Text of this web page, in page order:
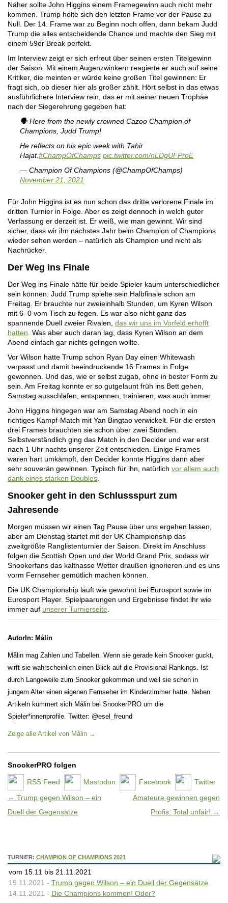
Näher sollte John Higgins einem Framegewinn auch nicht mehr
kommen. Trump holte sich den letzten Frame vor der Pause zu
Null. Der 14. Frame war zu Beginn noch offen, dann bekam Judd
Trump die alles entscheidende Chance und machte den Sieg mit
einem 59er Break perfekt.
Im Interview zeigt er sich erfreut über seinen ersten Titelgewinn
der Saison. Mit einem Augenzwinkern reagierte er auch auf seine
Kritiker, die meinten er würde keine großen Titel gewinnen: Er
fragt sich, ob dieser hier als großer zählt. Hört selbst in das etwas
ausführlichere Interview rein, das er mit seiner neuen Trophäe
nach der Siegerehrung gegeben hat:
🗣 Here from the newly crowned Cazoo Champion of
Champions, Judd Trump!
He reflects on his epic week with Tahir
Hajat.#ChampOfChamps pic.twitter.com/nLDgUFProE
— Champion Of Champions (@ChampOfChamps)
November 21, 2021
Für John Higgins ist es nun schon das dritte verlorene Finale im
dritten Turnier in Folge. Aber es zeigt dennoch in welch guter
Verfassung er derzeit ist. Er weiß, wie man gewinnt. Wir sind
sicher, dass wir ihn nächstes Jahr beim Champion of Champions
wieder sehen werden – natürlich als Champion und nicht als
Nachrücker.
Der Weg ins Finale
Der Weg ins Finale hätte für beide Spieler kaum unterschiedlicher
sein können. Judd Trump spielte sein Halbfinale schon am
Freitag. Er brauchte nur zweieinhalb Stunden, um Kyren Wilson
mit 6–0 vom Tisch zu fegen. Es war also nicht ganz das
spannende Duell zweier Rivalen, das wir uns im Vorfeld erhofft
hatten . Was aber auch daran lag, dass Kyren Wilson an dem
Abend einfach gar nichts gelingen wollte.
Vor Wilson hatte Trump schon Ryan Day einen Whitewash
verpasst und damit beeindruckende 16 Frames in Folge
gewonnen. Und das, wie er selbst zugab, ohne in bester Form zu
sein. Am Freitag konnte er so gutgelaunt früh ins Bett gehen,
Samstag ausschlafen, entspannen, trainieren; was auch immer.
John Higgins hingegen war am Samstag Abend noch in ein
richtiges Kampf-Match mit Yan Bingtao verwickelt. Für die ersten
drei Frames brauchten sie schon über zwei Stunden.
Selbstverständlich ging das Match in den Decider und war erst
nach 1 Uhr nachts unserer Zeit entschieden. Einige Frames
waren hart umkämpft, den Decider konnte Higgins dann aber
sehr souverän gewinnen. Typisch für ihn, natürlich vor allem auch
dank eines starken Doubles
Snooker geht in den Schlussspurt zum
Jahresende
Morgen müssen wir einen Tag Pause über uns ergehen lassen,
aber am Dienstag startet mit der UK Championship das
zweitgrößte Ranglistenturnier der Saison. Direkt im Anschluss
folgen die Scottish Open und der World Grand Prix, sodass wir
Snookerfans das kaltnasse Wetter draußen ignorieren und es uns
vorm Fernseher gemütlich machen können.
Die UK Championship läuft wie gewohnt bei Eurosport sowie im
Eurosport Player. Spielpaarungen und Ergebnisse findet ihr wie
immer auf unserer Turnierseite
AutorIn: Målin
Målin mag Zahlen und Tabellen. Wenn sie gerade kein Snooker guckt,
wirft sie wahrscheinlich einen Blick auf die Provisional Rankings. Ist
durch Langeweile zum Snooker gekommen und weil sie schon in
jungem Alter einen eigenen Fernseher im Kinderzimmer hatte. Neben
Artikeln kümmert sich Målin bei SnookerPRO um die
Spieler*innenprofile. Twitter: @esel_freund
Zeige alle Artikel von Målin →
SnookerPRO folgen
RSS Feed Mastodon Facebook
Twitter
Artikel-Navigation
← Trump gegen Wilson – ein
Duell der Gegensätze
Amateure gewinnen gegen
Profis: Total unfair! →
TURNIER: CHAMPION OF CHAMPIONS 2021
vom 15.11 bis 21.11.2021
19.11.2021 - Trump gegen Wilson – ein Duell der Gegensätze
14.11.2021 - Die Champions kommen! Oder?